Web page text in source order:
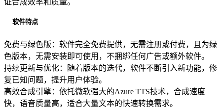
证合成效率和质量。
软件特点
免费与绿色版：软件完全免费提供，无需注册或付费，且为绿
色版本，无需安装即可使用，不捆绑任何广告或额外软件。
持续更新与优化：随着版本的迭代，软件不断引入新功能，修
复已知问题，提升用户体验。
高效合成引擎：依托微软强大的Azure TTS技术，合成速度
快，语音质量高，适合大量文本的快速转换需求。